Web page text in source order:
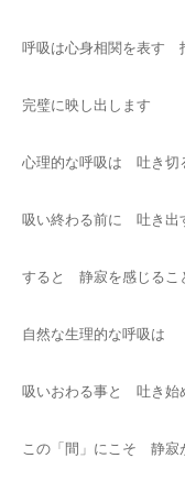
呼吸は心身相関を表す
完璧に映し出します
心理的な呼吸は 吐き
吸い終わる前に 吐き出
すると 静寂を感じるこ
自然な生理的な呼吸は
吸いおわる事と 吐き始
この「間」にこそ 静寂